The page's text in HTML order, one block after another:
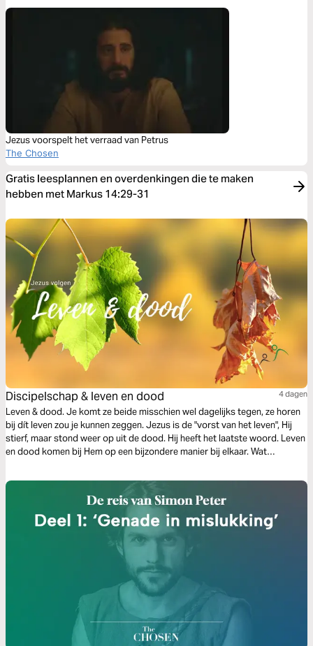
Jezus voorspelt het verraad van Petrus
The Chosen
Gratis leesplannen en overdenkingen die te maken
hebben met Markus 14:29-31
Discipelschap & leven en dood 4 dagen
Leven & dood. Je komt ze beide misschien wel dagelijks tegen, ze horen
bij dít leven zou je kunnen zeggen. Jezus is de "vorst van het leven", Hij
stierf, maar stond weer op uit de dood. Hij heeft het laatste woord. Leven
en dood komen bij Hem op een bijzondere manier bij elkaar. Wat
zou jij je leven voor geven?